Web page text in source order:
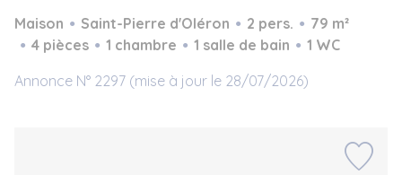
Maison Saint-Pierre d'Oléron 2 pers.
79 m²
4 pièces
1 chambre 1 salle de bain
1 WC
Annonce N° 2297 (mise à jour le 28/07/2026)